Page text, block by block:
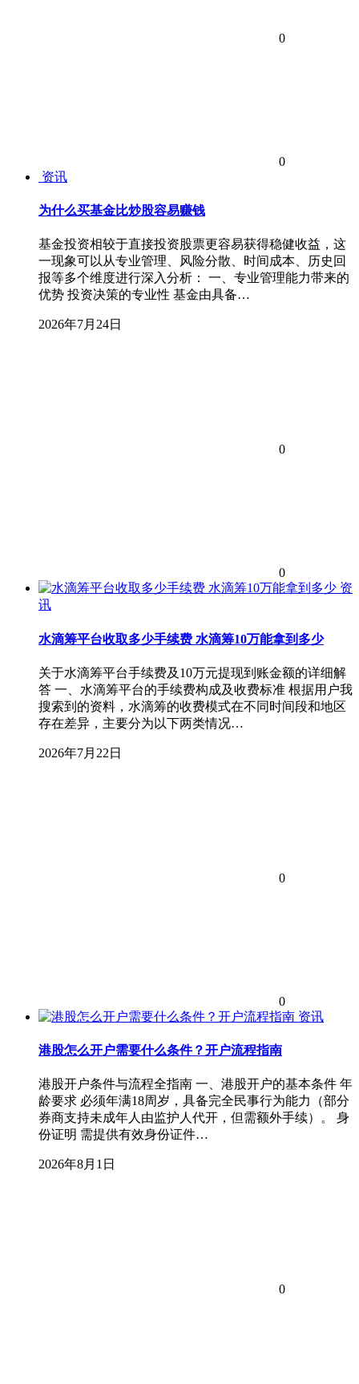
0
0
资讯
为什么买基金比炒股容易赚钱
基金投资相较于直接投资股票更容易获得稳健收益，这
一现象可以从专业管理、风险分散、时间成本、历史回
报等多个维度进行深入分析： 一、专业管理能力带来的
优势 投资决策的专业性 基金由具备…
2026年7月24日
0
0
资
讯
水滴筹平台收取多少手续费 水滴筹10万能拿到多少
关于水滴筹平台手续费及10万元提现到账金额的详细解
答 一、水滴筹平台的手续费构成及收费标准 根据用户我
搜索到的资料，水滴筹的收费模式在不同时间段和地区
存在差异，主要分为以下两类情况…
2026年7月22日
0
0
资讯
港股怎么开户需要什么条件？开户流程指南
港股开户条件与流程全指南 一、港股开户的基本条件 年
龄要求 必须年满18周岁，具备完全民事行为能力（部分
券商支持未成年人由监护人代开，但需额外手续）。 身
份证明 需提供有效身份证件…
2026年8月1日
0